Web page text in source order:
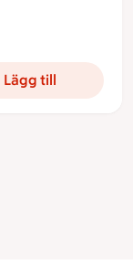
Lägg till